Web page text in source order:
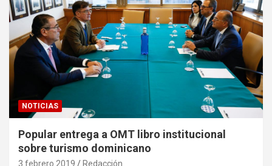
NOTICIAS
Popular entrega a OMT libro institucional
sobre turismo dominicano
3 febrero 2019 Redacción